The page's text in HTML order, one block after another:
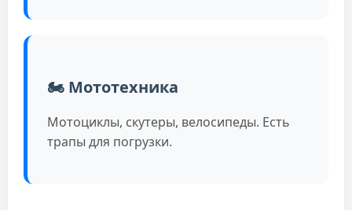
🏍️ Мототехника
Мотоциклы, скутеры, велосипеды. Есть
трапы для погрузки.